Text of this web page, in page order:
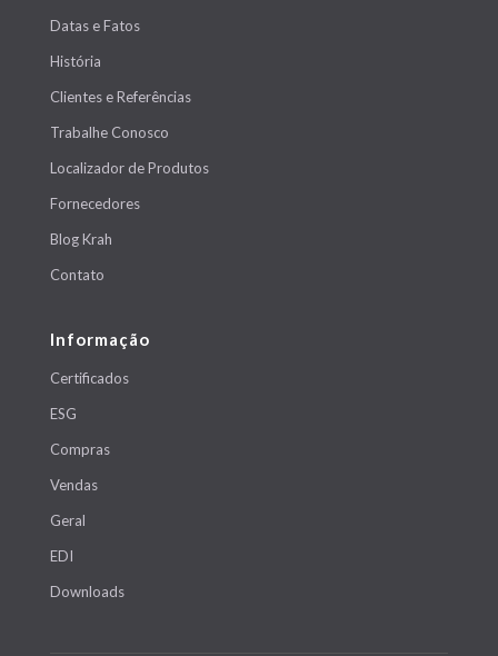
Datas e Fatos
História
Clientes e Referências
Trabalhe Conosco
Localizador de Produtos
Fornecedores
Blog Krah
Contato
Informação
Certificados
ESG
Compras
Vendas
Geral
EDI
Downloads